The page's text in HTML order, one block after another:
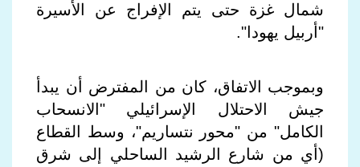
شمال غزة حتى يتم الإفراج عن الأسيرة
"أربيل يهودا".
وبموجب الاتفاق، كان من المفترض أن يبدأ
جيش الاحتلال الإسرائيلي "الانسحاب
الكامل" من "محور نتساريم"، وسط القطاع
(أي من شارع الرشيد الساحلي إلى شرق